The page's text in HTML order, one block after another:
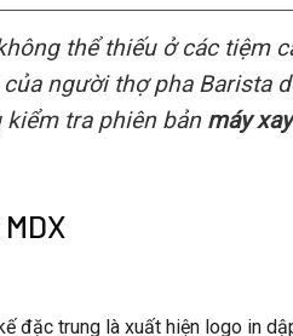
thể thiếu ở các tiệm
người thợ pha Barista
kiểm tra phiên bản máy
đặc trung là xuất hiện logo in